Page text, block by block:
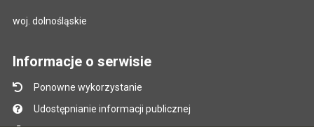
woj. dolnośląskie
Informacje o serwisie
Ponowne wykorzystanie
Udostępnianie informacji publicznej